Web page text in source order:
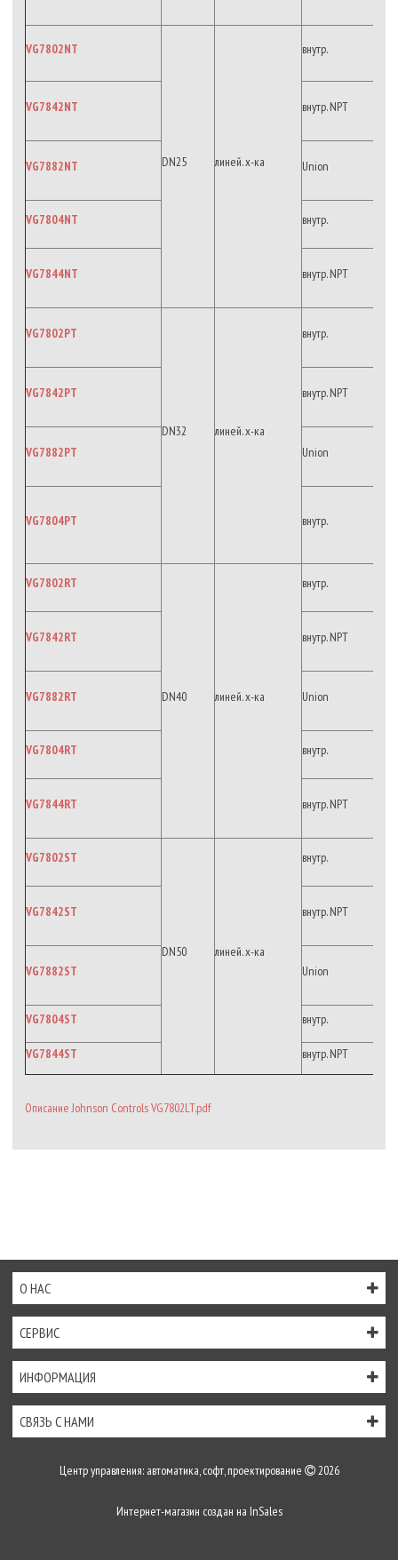
VG7802NT
DN25 линей. х-ка
внутр.
VG7842NT внутр. NPT
VG7882NT Union
VG7804NT внутр.
VG7844NT внутр. NPT
VG7802PT
DN32 линей. х-ка
внутр.
VG7842PT внутр. NPT
VG7882PT Union
VG7804PT внутр.
VG7802RT
DN40 линей. х-ка
внутр.
VG7842RT внутр. NPT
VG7882RT Union
VG7804RT внутр.
VG7844RT внутр. NPT
VG7802ST
DN50 линей. х-ка
внутр.
VG7842ST внутр. NPT
VG7882ST Union
VG7804ST внутр.
VG7844ST внутр. NPT
Описание Johnson Controls VG7802LT.pdf
О НАС
СЕРВИС
ИНФОРМАЦИЯ
СВЯЗЬ С НАМИ
Центр управления: автоматика, софт, проектирование 2026
Интернет-магазин создан на InSales